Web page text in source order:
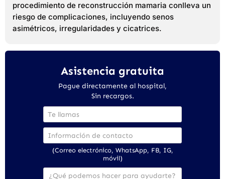
procedimiento de reconstrucción mamaria conlleva un
riesgo de complicaciones, incluyendo senos
asimétricos, irregularidades y cicatrices.
Asistencia gratuita
Pague directamente al hospital,
Sin recargos.
(Correo electrónico, WhatsApp, FB, IG,
móvil)